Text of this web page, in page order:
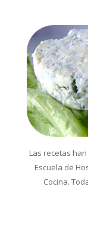
Las recetas
Escuela de
Cocina.